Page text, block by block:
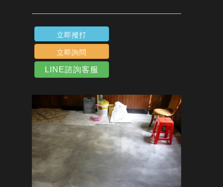
立即撥打
立即詢問
LINE諮詢客服